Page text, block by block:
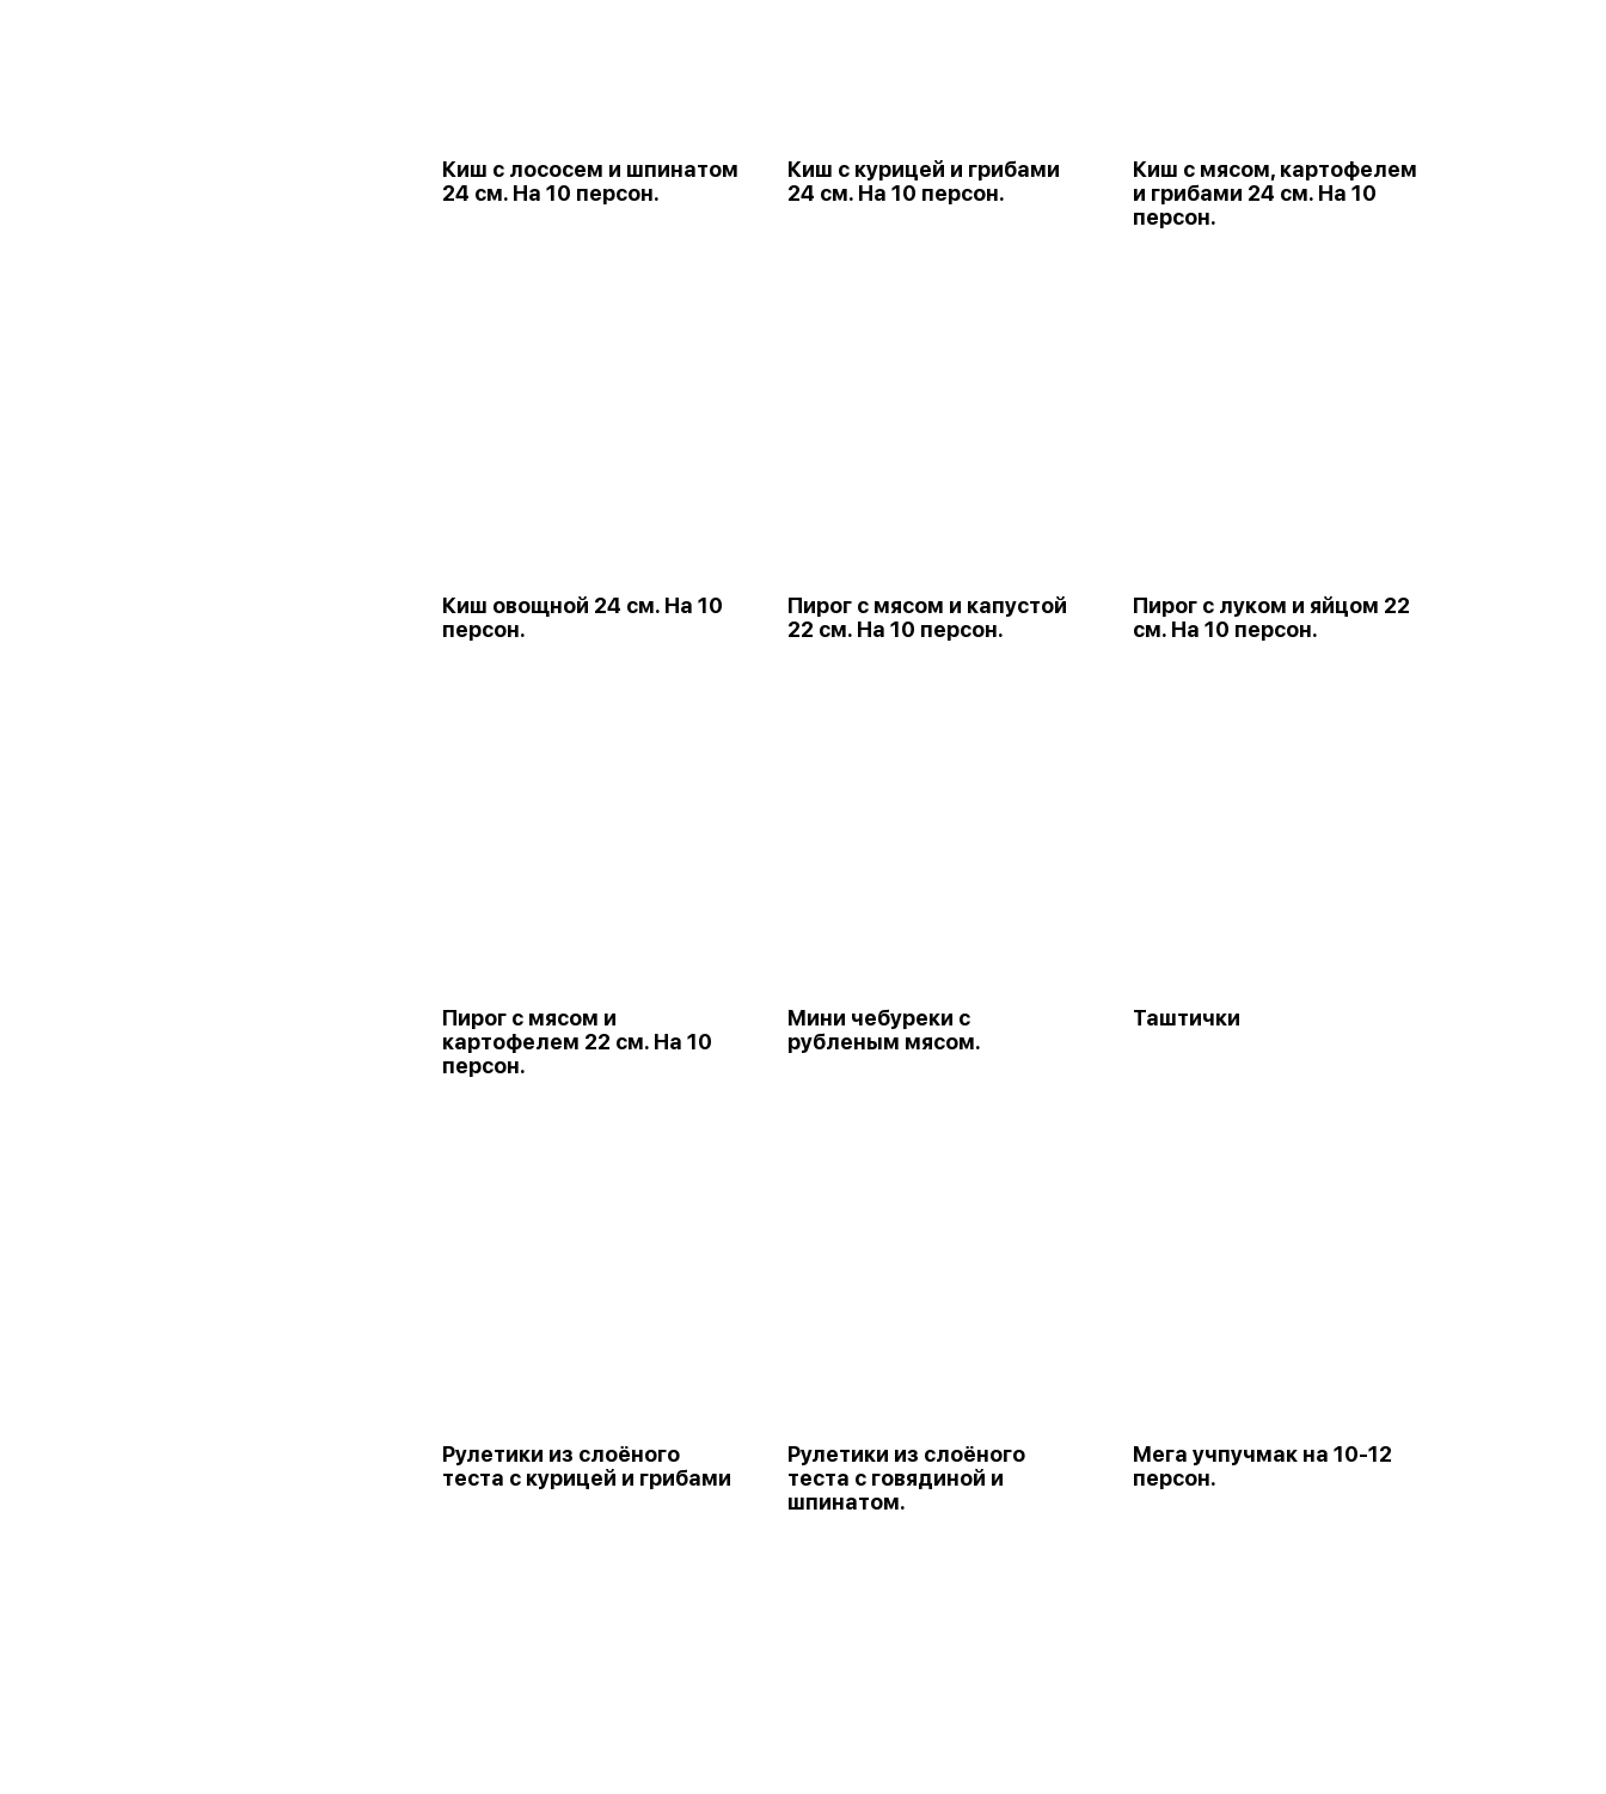
Киш с лососем и шпинатом
24 см. На 10 персон.
Киш с курицей и грибами
24 см. На 10 персон.
Киш с мясом, картофелем
и грибами 24 см. На 10
персон.
Киш овощной 24 см. На 10
персон.
Пирог с мясом и капустой
22 см. На 10 персон.
Пирог с луком и яйцом 22
см. На 10 персон.
Пирог с мясом и
картофелем 22 см. На 10
персон.
Мини чебуреки с
рубленым мясом.
Таштички
Рулетики из слоёного
теста с курицей и грибами
Рулетики из слоёного
теста с говядиной и
шпинатом.
Мега учпучмак на 10-12
персон.